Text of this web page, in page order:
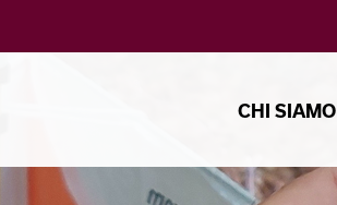
CHI SIAMO